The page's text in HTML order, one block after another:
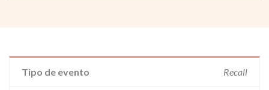
Tipo de evento Recall